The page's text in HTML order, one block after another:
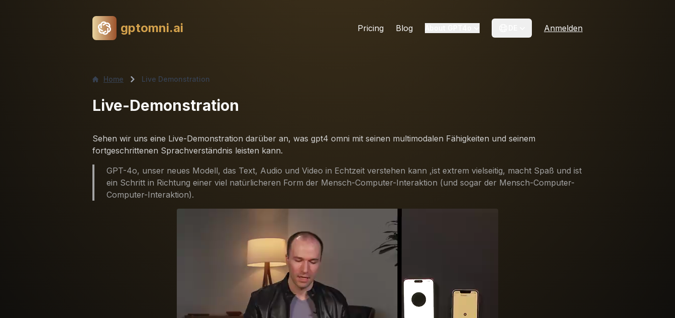
gptomni.ai Pricing Blog Anmelden
Home Live Demonstration
Live-Demonstration
Sehen wir uns eine Live-Demonstration darüber an, was gpt4 omni mit seinen multimodalen Fähigkeiten und seinem
fortgeschrittenen Sprachverständnis leisten kann.
GPT-4o, unser neues Modell, das Text, Audio und Video in Echtzeit verstehen kann ,ist extrem vielseitig, macht Spaß und ist
ein Schritt in Richtung einer viel natürlicheren Form der Mensch-Computer-Interaktion (und sogar der Mensch-Computer-
Computer-Interaktion).